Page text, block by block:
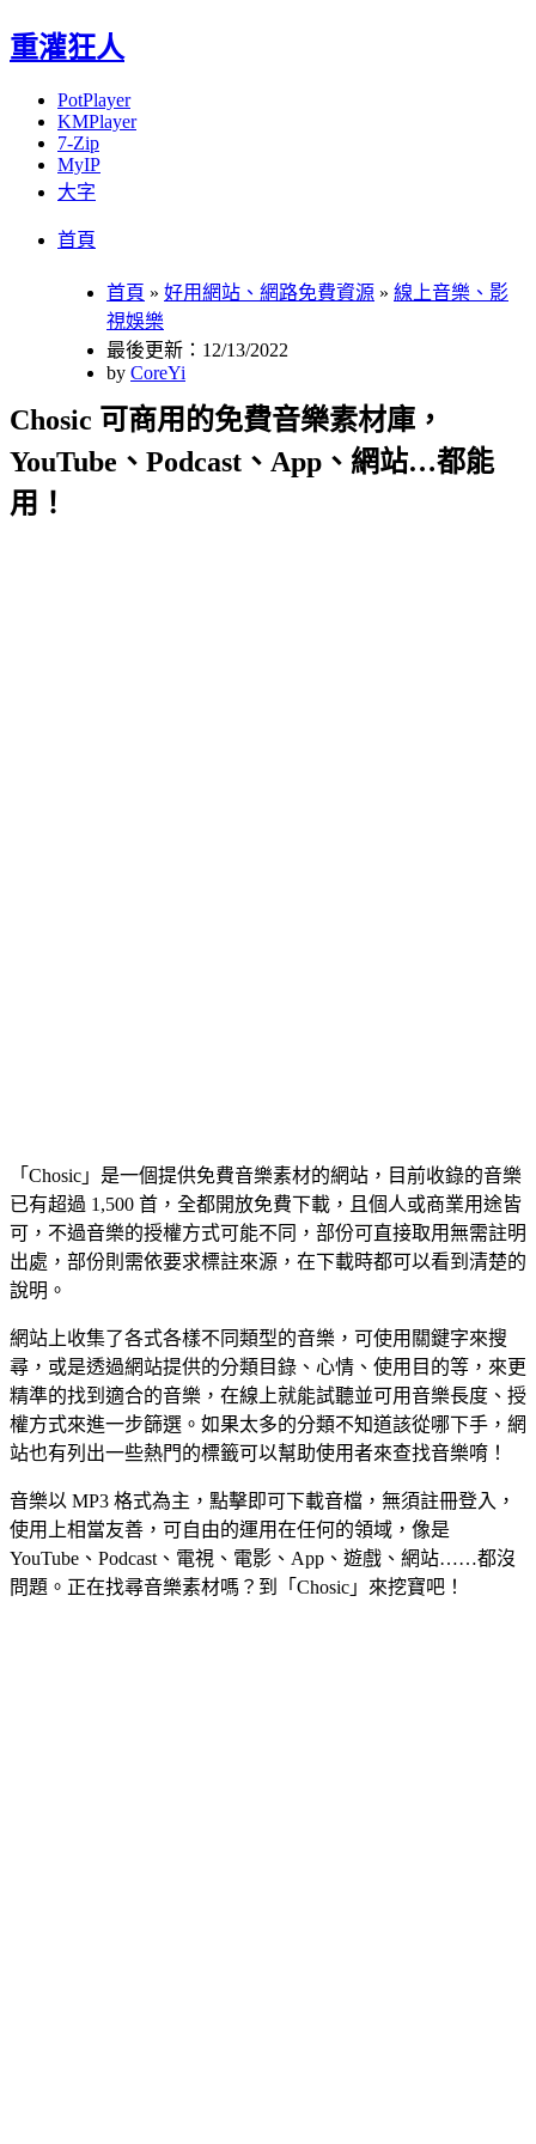
重灌狂人
PotPlayer
KMPlayer
7-Zip
MyIP
大字
首頁
首頁 » 好用網站、網路免費資源 » 線上音樂、影
視娛樂
最後更新：12/13/2022
by CoreYi
Chosic 可商用的免費音樂素材庫，
YouTube、Podcast、App、網站…都能
用！
「Chosic」是一個提供免費音樂素材的網站，目前收錄的音樂
已有超過 1,500 首，全都開放免費下載，且個人或商業用途皆
可，不過音樂的授權方式可能不同，部份可直接取用無需註明
出處，部份則需依要求標註來源，在下載時都可以看到清楚的
說明。
網站上收集了各式各樣不同類型的音樂，可使用關鍵字來搜
尋，或是透過網站提供的分類目錄、心情、使用目的等，來更
精準的找到適合的音樂，在線上就能試聽並可用音樂長度、授
權方式來進一步篩選。如果太多的分類不知道該從哪下手，網
站也有列出一些熱門的標籤可以幫助使用者來查找音樂唷！
音樂以 MP3 格式為主，點擊即可下載音檔，無須註冊登入，
使用上相當友善，可自由的運用在任何的領域，像是
YouTube、Podcast、電視、電影、App、遊戲、網站……都沒
問題。正在找尋音樂素材嗎？到「Chosic」來挖寶吧！